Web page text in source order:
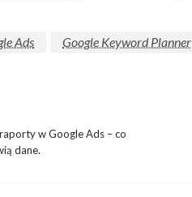
Ads Google Keyword Planner
w Google Ads – co
dane.